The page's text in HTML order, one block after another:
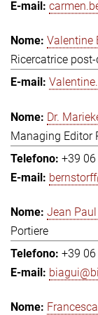
Valentine
Ricercatrice
Dr.
Managing Editor
+39
Jean
Portiere
+39